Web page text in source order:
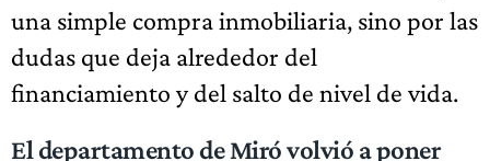
una simple compra inmobiliaria, sino por las
dudas que deja alrededor del
financiamiento y del salto de nivel de vida.
El departamento de Miró volvió a poner